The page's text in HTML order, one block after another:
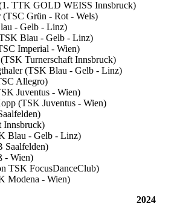
TTK GOLD WEISS Innsbruck)
(TSC Grün - Rot - Wels)
- Gelb - Linz)
Blau - Gelb - Linz)
Imperial - Wien)
Turnerschaft Innsbruck)
(TSK Blau - Gelb - Linz)
Allegro)
Juventus - Wien)
(TSK Juventus - Wien)
Innsbruck)
Blau - Gelb - Linz)
Saalfelden)
- Wien)
TSK FocusDanceClub)
Modena - Wien)
2024